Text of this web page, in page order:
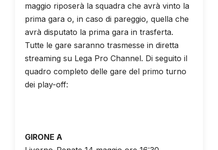
maggio riposerà la squadra che avrà vinto la
prima gara o, in caso di pareggio, quella che
avrà disputato la prima gara in trasferta.
Tutte le gare saranno trasmesse in diretta
streaming su Lega Pro Channel. Di seguito il
quadro completo delle gare del primo turno
dei play-off:
GIRONE A